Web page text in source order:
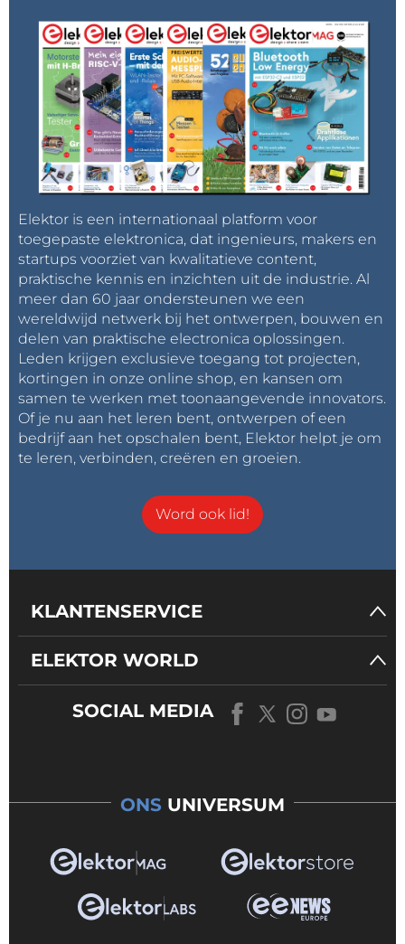
Elektor is een internationaal platform voor
toegepaste elektronica, dat ingenieurs, makers en
startups voorziet van kwalitatieve content,
praktische kennis en inzichten uit de industrie. Al
meer dan 60 jaar ondersteunen we een
wereldwijd netwerk bij het ontwerpen, bouwen en
delen van praktische electronica oplossingen.
Leden krijgen exclusieve toegang tot projecten,
kortingen in onze online shop, en kansen om
samen te werken met toonaangevende innovators.
Of je nu aan het leren bent, ontwerpen of een
bedrijf aan het opschalen bent, Elektor helpt je om
te leren, verbinden, creëren en groeien.
Word ook lid!
KLANTENSERVICE
ELEKTOR WORLD
SOCIAL MEDIA
ONS UNIVERSUM